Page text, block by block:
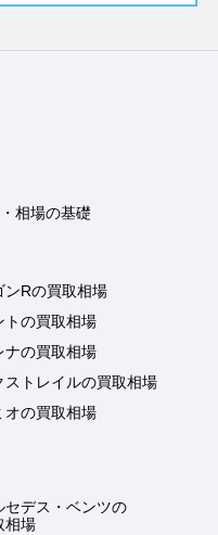
相場の基礎
ンRの買取相場
トの買取相場
ナの買取相場
ストレイルの買取相場
オの買取相場
セデス・ベンツの
相場